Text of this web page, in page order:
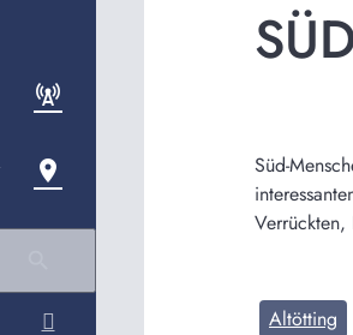
Süd-
Verrückten,
Altötting